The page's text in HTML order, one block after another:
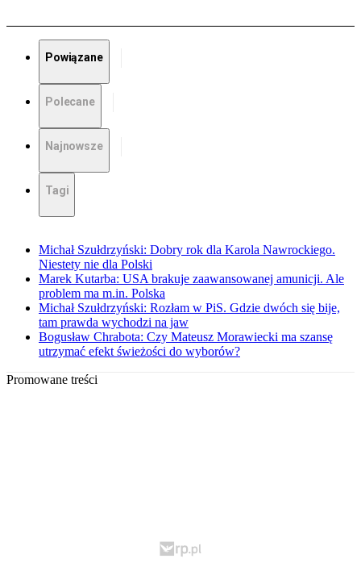
Powiązane
Polecane
Najnowsze
Tagi
Michał Szułdrzyński: Dobry rok dla Karola Nawrockiego.
Niestety nie dla Polski
Marek Kutarba: USA brakuje zaawansowanej amunicji. Ale
problem ma m.in. Polska
Michał Szułdrzyński: Rozłam w PiS. Gdzie dwóch się bije,
tam prawda wychodzi na jaw
Bogusław Chrabota: Czy Mateusz Morawiecki ma szansę
utrzymać efekt świeżości do wyborów?
Promowane treści